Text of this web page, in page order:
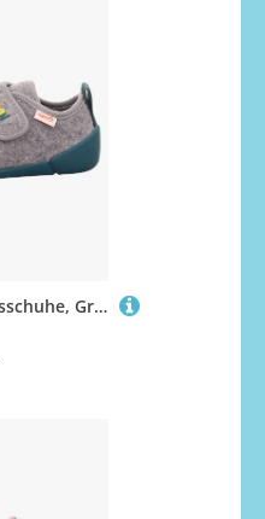
Superfit Venti Hausschuhe, Grey, 29